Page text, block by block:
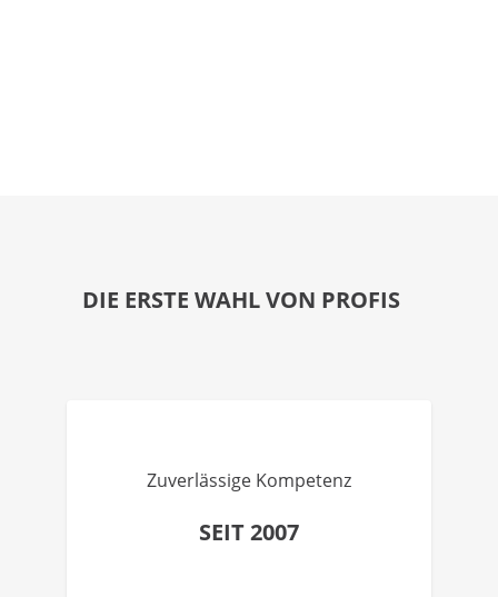
DIE ERSTE WAHL VON PROFIS
Zuverlässige Kompetenz
SEIT 2007